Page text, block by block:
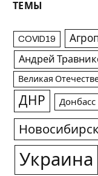
ТЕМЫ
COVID19
Андрей
Великая
ДНР Донбасс
Украина